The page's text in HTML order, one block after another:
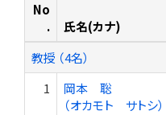
No
.
氏名(カナ)
教授 （4名）
1
岡本 聡
（オカモト サトシ）